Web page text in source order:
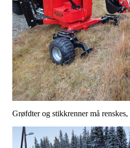
Grøfdter og stikkrenner må renskes,